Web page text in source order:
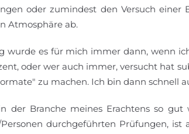
oder zumindest den Versuch
Atmosphäre ab.
wurde es für mich immer dann, wenn
oder wer auch immer, versucht hat
zu machen. Ich bin dann schnell
der Branche meines Erachtens so
Personen durchgeführten Prüfungen, ist